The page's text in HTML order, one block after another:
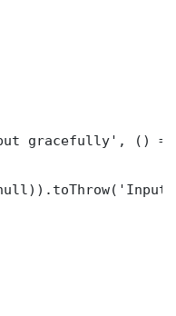
gracefully', ()